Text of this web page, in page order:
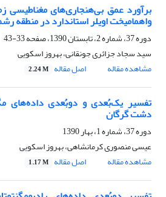
برآورد عمق بی‌هنجاری‌‌های مغناطیسی
واهمامیخت اویلر استاندارد در منطقه
دوره 37، شماره 2، تابستان 1390، صفحه
33-43
سید سجاد جزائری جونقانی، بهروز اسکویی
مشاهده مقاله
اصل مقاله 2.24 M
تفسیر یک‌بُعدی و دو‌بُعدی داده‌‌های
دشت گرگان
دوره 37، شماره 1، بهار 1390
عیسی منصوری کرمانشاهی، بهروز اسکویی
مشاهده مقاله
اصل مقاله 1.17 M